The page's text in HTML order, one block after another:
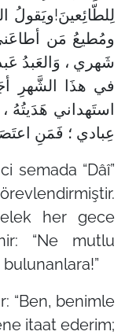
لِلطّائِعينَ!ويَقولُ
ومُطيعُ مَن
شَهري ، وَالعَبدُ
في هذَا الشَّهرِ
استَهداني هَدَيتُهُ
عِبادي ؛ فَمَنِ
semada “Dâî”
her gece
“Ne mutlu
“Ben, benimle
itaat ederim;